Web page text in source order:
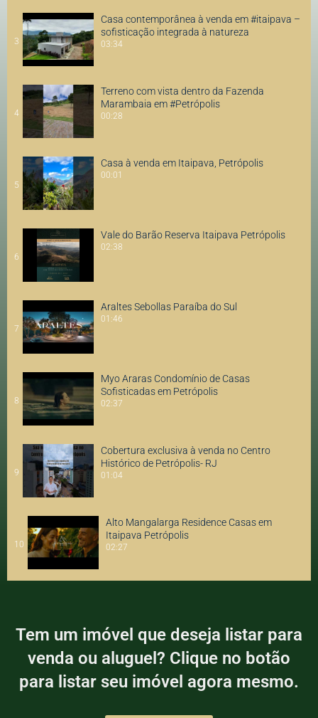
3
Casa contemporânea à venda em #itaipava –
sofisticação integrada à natureza
03:34
4
Terreno com vista dentro da Fazenda
Marambaia em #Petrópolis
00:28
5
Casa à venda em Itaipava, Petrópolis
00:01
6
Vale do Barão Reserva Itaipava Petrópolis
02:38
7
Araltes Sebollas Paraíba do Sul
01:46
8
Myo Araras Condomínio de Casas
Sofisticadas em Petrópolis
02:37
9
Cobertura exclusiva à venda no Centro
Histórico de Petrópolis- RJ
01:04
10
Alto Mangalarga Residence Casas em
Itaipava Petrópolis
02:27
Tem um imóvel que deseja listar para
venda ou aluguel? Clique no botão
para listar seu imóvel agora mesmo.